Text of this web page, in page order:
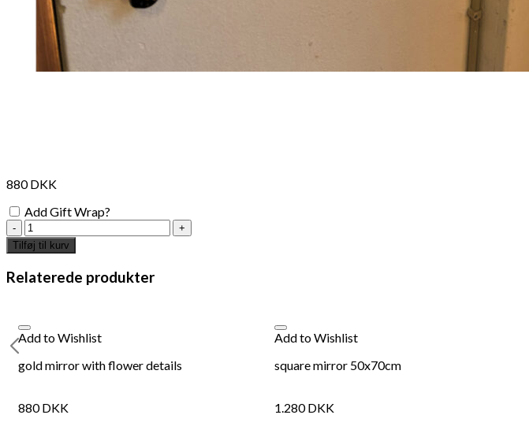
880DKK
Add Gift Wrap?
mirror
with
bambus
details
antal
Tilføj til kurv
Relaterede produkter
Add to Wishlist
gold mirror with flower details
880DKK
Add to Wishlist
square mirror 50x70cm
1.280DKK